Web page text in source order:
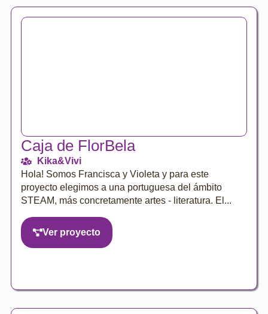
Caja de FlorBela
Kika&Vivi
Hola! Somos Francisca y Violeta y para este
proyecto elegimos a una portuguesa del ámbito
STEAM, más concretamente artes - literatura. El...
Ver proyecto